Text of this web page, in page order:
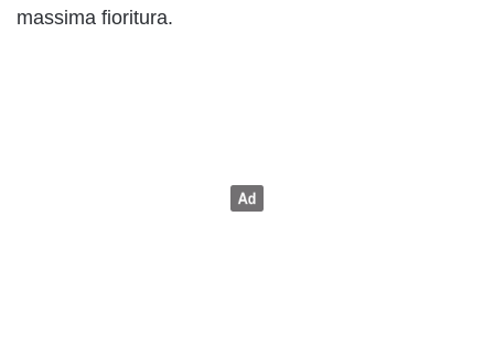
massima fioritura.